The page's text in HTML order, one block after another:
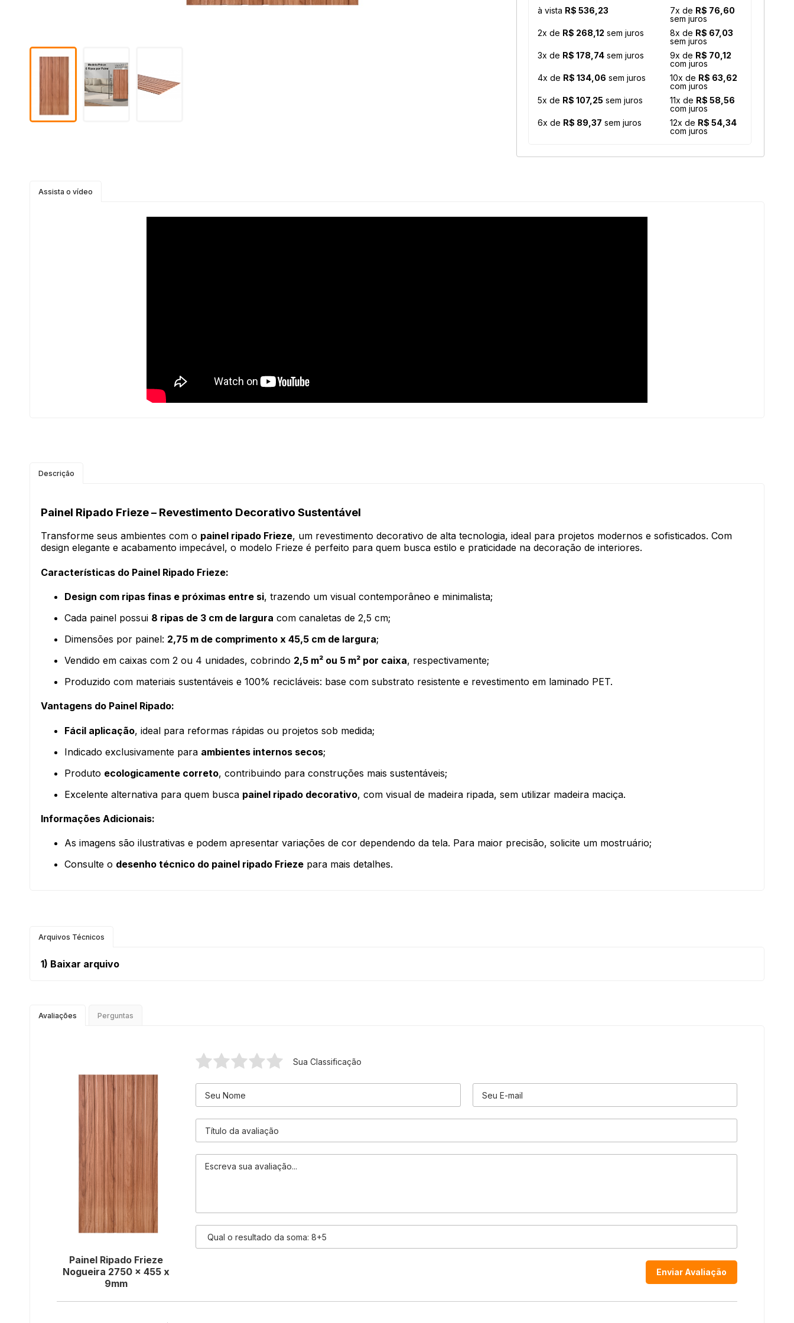
à vista R$ 536,23
2x de R$ 268,12 sem juros
3x de R$ 178,74 sem juros
4x de R$ 134,06 sem juros
5x de R$ 107,25 sem juros
6x de R$ 89,37 sem juros
7x de R$ 76,60
sem juros
8x de R$ 67,03
sem juros
9x de R$ 70,12
com juros
10x de R$ 63,62
com juros
11x de R$ 58,56
com juros
12x de R$ 54,34
com juros
Assista o vídeo
Descrição
Painel Ripado Frieze – Revestimento Decorativo Sustentável
Transforme seus ambientes com o painel ripado Frieze, um revestimento decorativo de alta tecnologia, ideal para projetos modernos e sofisticados. Com
design elegante e acabamento impecável, o modelo Frieze é perfeito para quem busca estilo e praticidade na decoração de interiores.
Características do Painel Ripado Frieze:
Design com ripas finas e próximas entre si, trazendo um visual contemporâneo e minimalista;
Cada painel possui 8 ripas de 3 cm de largura com canaletas de 2,5 cm;
Dimensões por painel: 2,75 m de comprimento x 45,5 cm de largura;
Vendido em caixas com 2 ou 4 unidades, cobrindo 2,5 m² ou 5 m² por caixa, respectivamente;
Produzido com materiais sustentáveis e 100% recicláveis: base com substrato resistente e revestimento em laminado PET.
Vantagens do Painel Ripado:
Fácil aplicação, ideal para reformas rápidas ou projetos sob medida;
Indicado exclusivamente para ambientes internos secos;
Produto ecologicamente correto, contribuindo para construções mais sustentáveis;
Excelente alternativa para quem busca painel ripado decorativo, com visual de madeira ripada, sem utilizar madeira maciça.
Informações Adicionais:
As imagens são ilustrativas e podem apresentar variações de cor dependendo da tela. Para maior precisão, solicite um mostruário;
Consulte o desenho técnico do painel ripado Frieze para mais detalhes.
Arquivos Técnicos
1) Baixar arquivo
Avaliações Perguntas
Painel Ripado Frieze
Nogueira 2750 x 455 x
9mm
Sua Classificação